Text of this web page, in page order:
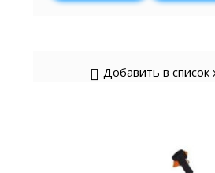
Добавить в список